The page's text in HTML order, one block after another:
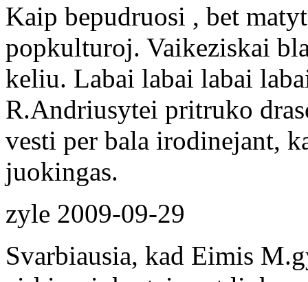
Kaip bepudruosi , bet
popkulturoj. Vaikeziskai
keliu. Labai labai labai
R.Andriusytei pritruko
vesti per bala irodinejant,
juokingas.
zyle 2009-09-29
Svarbiausia, kad Eimis